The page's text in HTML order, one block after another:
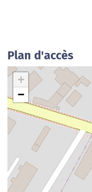
Plan d'accès
+
−